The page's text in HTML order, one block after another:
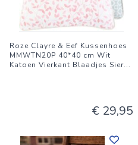
Roze Clayre & Eef Kussenhoes
MMWTN20P 40*40 cm Wit
Katoen Vierkant Blaadjes Sier...
€ 29,95